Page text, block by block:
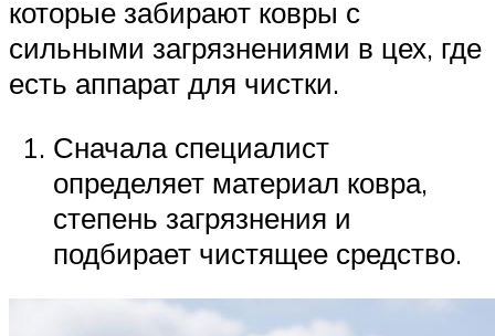
которые забирают ковры с
сильными загрязнениями в цех, где
есть аппарат для чистки.
Сначала специалист
определяет материал ковра,
степень загрязнения и
подбирает чистящее средство.